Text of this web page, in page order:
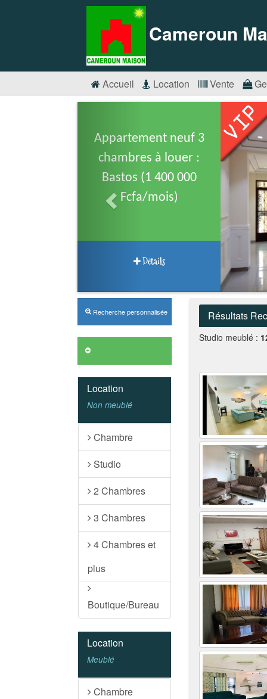
Cameroun
Accueil Location Vente
Appartement neuf 3
chambres à louer :
Bastos (1 400 000
Fcfa/mois)
Détails
Recherche personnalisée
Location
Non meublé
Chambre
Studio
2 Chambres
3 Chambres
4 Chambres et
plus
Boutique/Bureau
Location
Meublé
Chambre
Résultats
Studio meublé :